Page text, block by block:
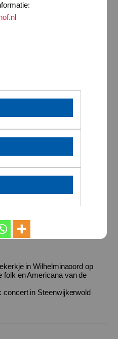
in Wilhelminaoord op
folk en Americana van de
concert in Steenwijkerwold